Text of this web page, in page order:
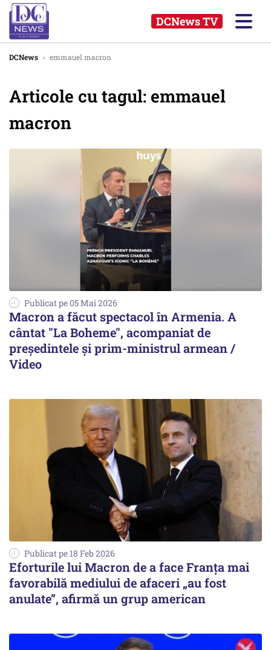
DCNews TV
DCNews › emmauel macron
Articole cu tagul: emmauel
macron
Publicat pe 05 Mai 2026
Macron a făcut spectacol în Armenia. A
cântat "La Boheme", acompaniat de
preşedintele şi prim-ministrul armean /
Video
Publicat pe 18 Feb 2026
Eforturile lui Macron de a face Franța mai
favorabilă mediului de afaceri „au fost
anulate”, afirmă un grup american